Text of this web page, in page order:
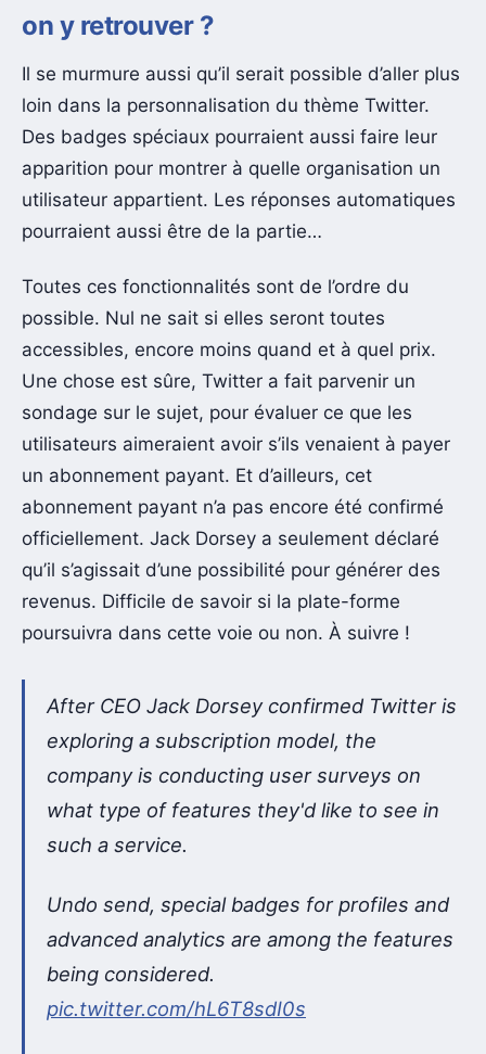
on y retrouver ?
Il se murmure aussi qu’il serait possible d’aller plus
loin dans la personnalisation du thème Twitter.
Des badges spéciaux pourraient aussi faire leur
apparition pour montrer à quelle organisation un
utilisateur appartient. Les réponses automatiques
pourraient aussi être de la partie…
Toutes ces fonctionnalités sont de l’ordre du
possible. Nul ne sait si elles seront toutes
accessibles, encore moins quand et à quel prix.
Une chose est sûre, Twitter a fait parvenir un
sondage sur le sujet, pour évaluer ce que les
utilisateurs aimeraient avoir s’ils venaient à payer
un abonnement payant. Et d’ailleurs, cet
abonnement payant n’a pas encore été confirmé
officiellement. Jack Dorsey a seulement déclaré
qu’il s’agissait d’une possibilité pour générer des
revenus. Difficile de savoir si la plate-forme
poursuivra dans cette voie ou non. À suivre !
After CEO Jack Dorsey confirmed Twitter is
exploring a subscription model, the
company is conducting user surveys on
what type of features they'd like to see in
such a service.
Undo send, special badges for profiles and
advanced analytics are among the features
being considered.
pic.twitter.com/hL6T8sdI0s